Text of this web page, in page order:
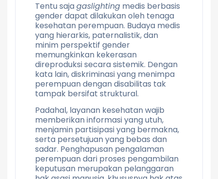
Tentu sajagaslighting medis berbasis
gender dapat dilakukan oleh tenaga
kesehatan perempuan. Budaya medis
yang hierarkis, paternalistik, dan
minim perspektif gender
memungkinkan kekerasan
direproduksi secara sistemik. Dengan
kata lain, diskriminasi yang menimpa
perempuan dengan disabilitas tak
tampak bersifat struktural.
Padahal, layanan kesehatan wajib
memberikan informasi yang utuh,
menjamin partisipasi yang bermakna,
serta persetujuan yang bebas dan
sadar. Penghapusan pengalaman
perempuan dari proses pengambilan
keputusan merupakan pelanggaran